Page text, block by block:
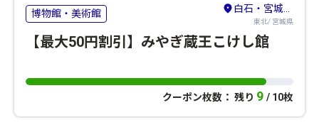
博物館・美術館 白石・宮城蔵王
東北/ 宮城県
【最大50円割引】みやぎ蔵王こけし館
クーポン枚数： 残り 9 / 10枚